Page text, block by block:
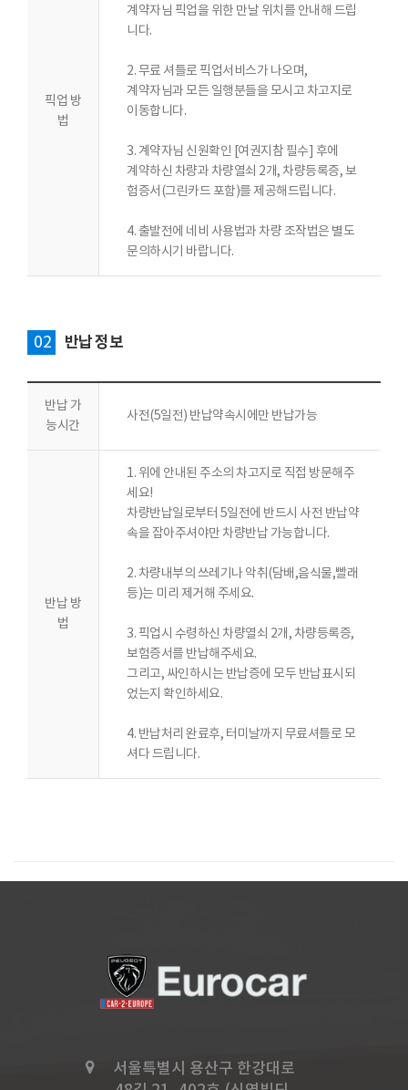
픽업 방
법
계약자님 픽업을 위한 만날 위치를 안내해 드립
니다.
2. 무료 셔틀로 픽업서비스가 나오며,
계약자님과 모든 일행분들을 모시고 차고지로
이동합니다.
3. 계약자님 신원확인 [여권지참 필수] 후에
계약하신 차량과 차량열쇠 2개, 차량등록증, 보
험증서(그린카드 포함)를 제공해드립니다.
4. 출발전에 네비 사용법과 차량 조작법은 별도
문의하시기 바랍니다.
02 반납 정보
반납 가
능시간
사전(5일전) 반납약속시에만 반납가능
반납 방
법
1. 위에 안내된 주소의 차고지로 직접 방문해주
세요!
차량반납일로부터 5일전에 반드시 사전 반납약
속을 잡아주셔야만 차량반납 가능합니다.
2. 차량내부의 쓰레기나 악취(담배,음식물,빨래
등)는 미리 제거해 주세요.
3. 픽업시 수령하신 차량열쇠 2개, 차량등록증,
보험증서를 반납해주세요.
그리고, 싸인하시는 반납증에 모두 반납표시되
었는지 확인하세요.
4. 반납처리 완료후, 터미날까지 무료셔틀로 모
셔다 드립니다.
서울특별시 용산구 한강대로